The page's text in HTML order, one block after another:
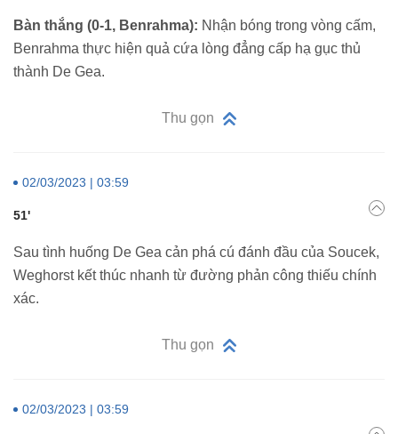
Bàn thắng (0-1, Benrahma): Nhận bóng trong vòng cấm,
Benrahma thực hiện quả cứa lòng đẳng cấp hạ gục thủ
thành De Gea.
Thu gọn
02/03/2023 | 03:59
51'
Sau tình huống De Gea cản phá cú đánh đầu của Soucek,
Weghorst kết thúc nhanh từ đường phản công thiếu chính
xác.
Thu gọn
02/03/2023 | 03:59